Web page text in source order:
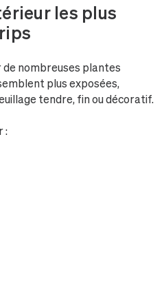
les plus
nombreuses plantes
plus exposées,
tendre, fin ou décoratif.
: